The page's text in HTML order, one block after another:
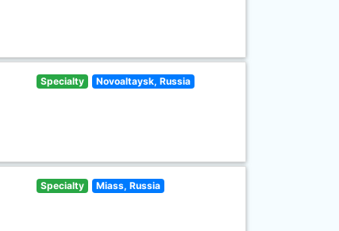
Specialty Novoaltaysk, Russia
Specialty Miass, Russia